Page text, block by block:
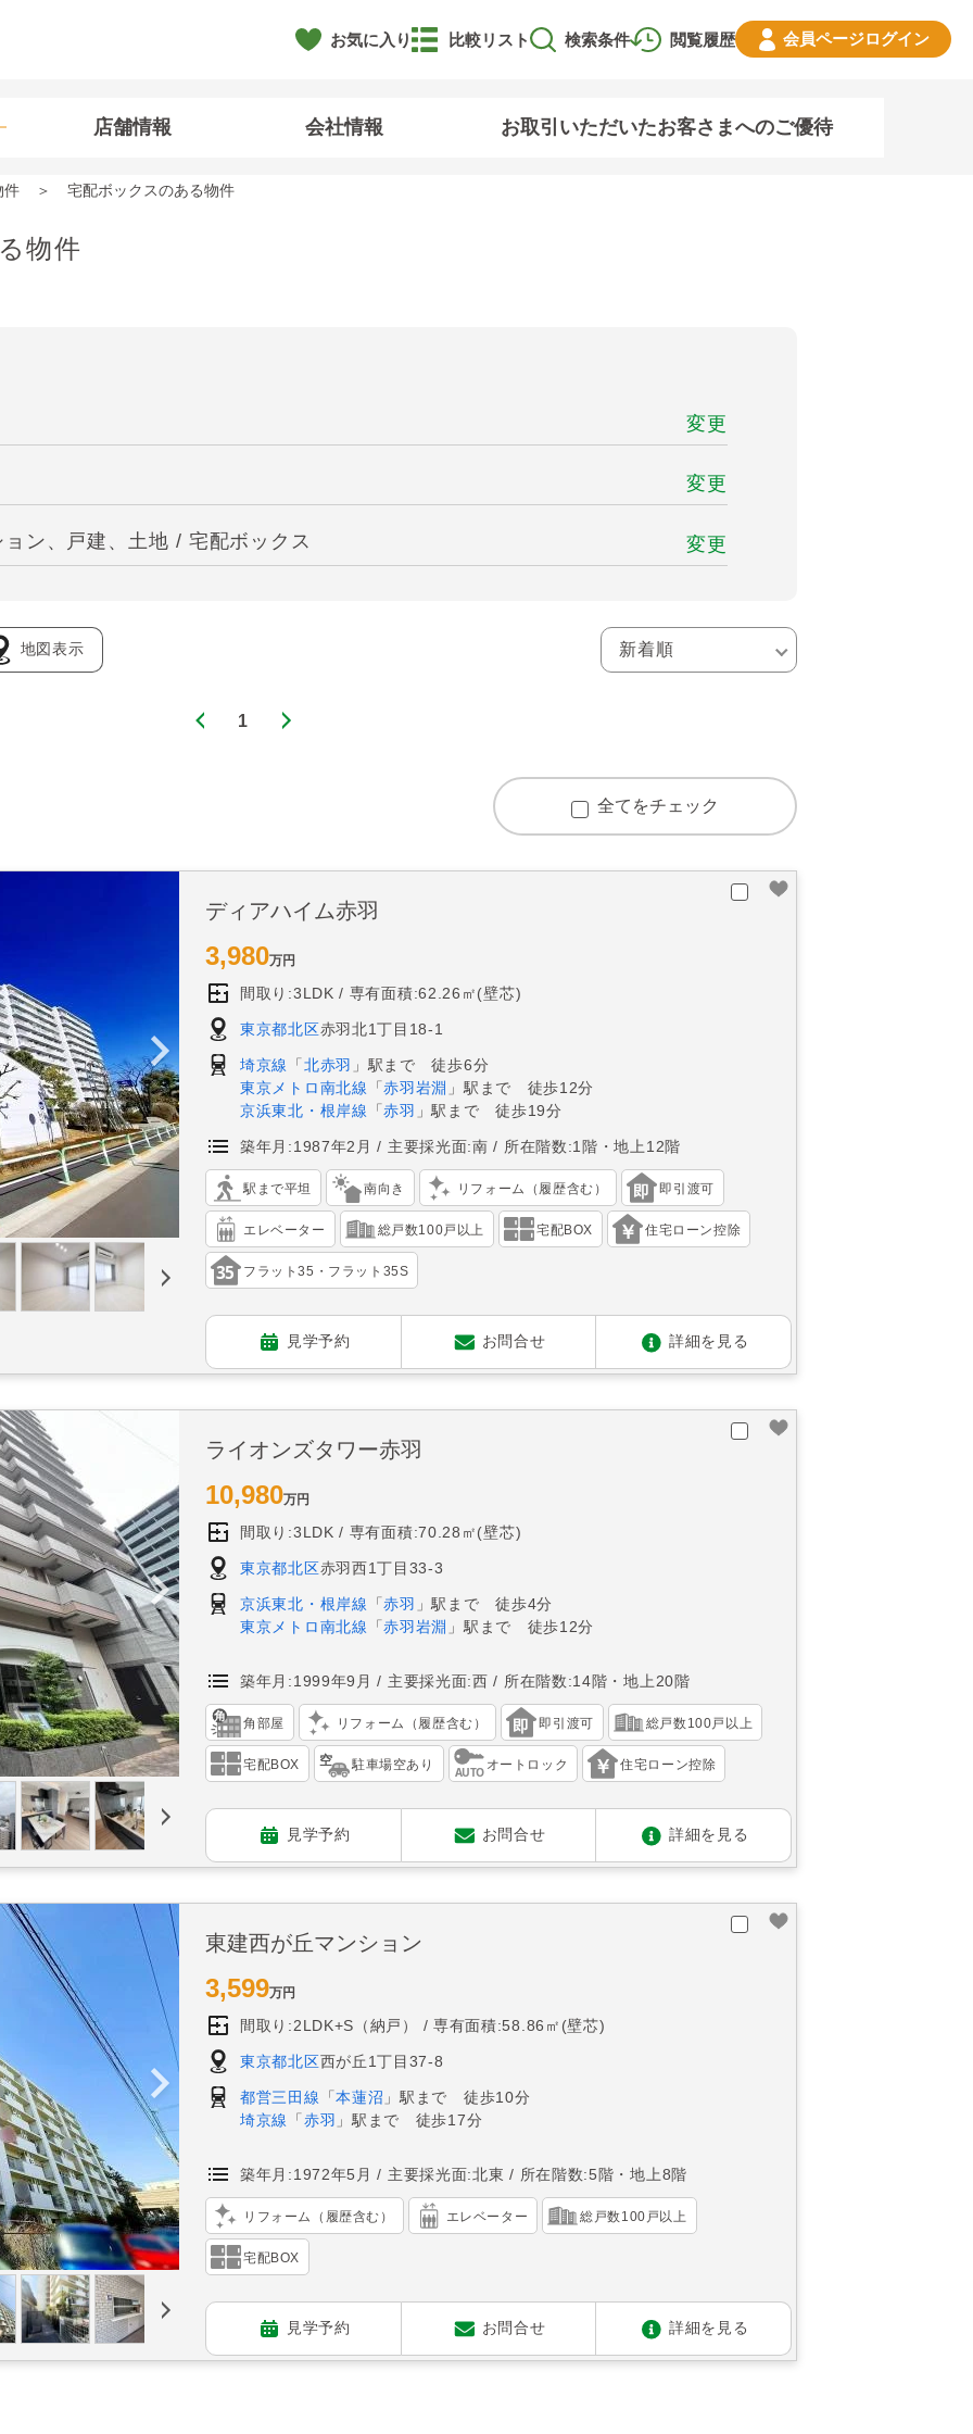
お気に入り 閲覧履歴
比較リスト 検索条件 会員ページログイン
店舗情報 会社情報 お取引いただいたお客さまへのご優待
件 宅配ボックスのある物件
物件
変更
変更
ン、戸建、土地 / 宅配ボックス 変更
地図表示
1
全てをチェック
ディアハイム赤羽
3,980万円
間取り:3LDK 専有面積:62.26㎡(壁芯)
東京都北区赤羽北1丁目18-1
埼京線 「 北赤羽 」駅まで 徒歩6分
東京メトロ南北線
「赤羽岩淵 」駅まで 徒歩12分
京浜東北・根岸線
「赤羽 」駅まで 徒歩19分
築年月:1987年2月 主要採光面:南 所在階数:1階・地上12階
駅まで平坦 南向き リフォーム（履歴含む） 即引渡可
エレベーター 総戸数100戸以上 宅配BOX 住宅ローン控除
フラット35・フラット35S
見学予約 お問合せ 詳細を見る
ライオンズタワー赤羽
10,980万円
間取り:3LDK 専有面積:70.28㎡(壁芯)
東京都北区赤羽西1丁目33-3
京浜東北・根岸線 「赤羽 」駅まで 徒歩4分
東京メトロ南北線
「赤羽岩淵 」駅まで 徒歩12分
築年月:1999年9月 主要採光面:西 所在階数:14階・地上20階
角部屋 リフォーム（履歴含む） 即引渡可 総戸数100戸以上
宅配BOX 駐車場空あり オートロック 住宅ローン控除
見学予約 お問合せ 詳細を見る
東建西が丘マンション
3,599万円
間取り:2LDK+S（納戸） 専有面積:58.86㎡(壁芯)
東京都北区西が丘1丁目37-8
都営三田線 「本蓮沼 」駅まで 徒歩10分
埼京線
「 赤羽 」駅まで 徒歩17分
築年月:1972年5月 主要採光面:北東 所在階数:5階・地上8階
リフォーム（履歴含む） エレベーター 総戸数100戸以上
宅配BOX
見学予約 お問合せ 詳細を見る